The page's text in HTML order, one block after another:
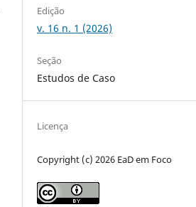
Edição
v. 16 n. 1 (2026)
Seção
Estudos de Caso
Licença
Copyright (c) 2026 EaD em Foco